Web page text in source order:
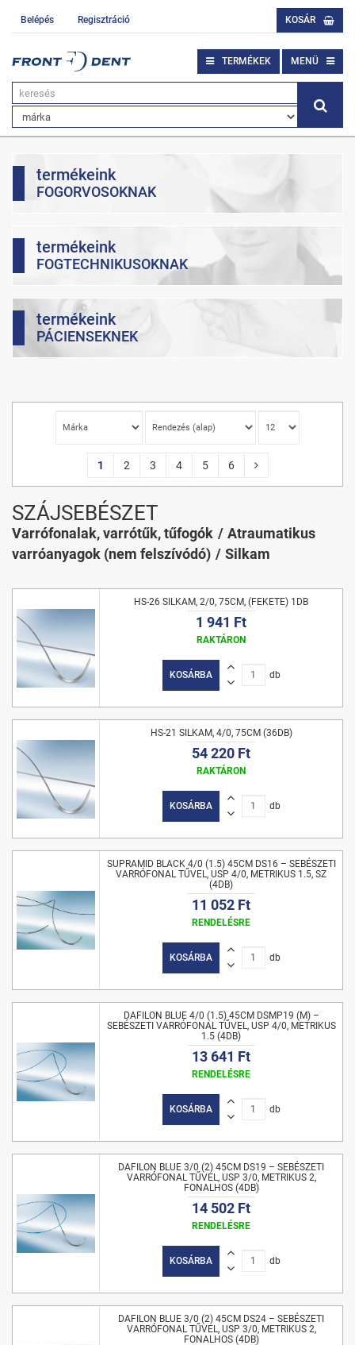
Belépés Regisztráció KOSÁR
TERMÉKEK MENÜ
termékeink
FOGORVOSOKNAK
termékeink
FOGTECHNIKUSOKNAK
termékeink
PÁCIENSEKNEK
1 2 3 4 5 6
SZÁJSEBÉSZET
Varrófonalak, varrótűk, tűfogók
Atraumatikus
varróanyagok (nem felszívódó)
Silkam
HS-26 SILKAM, 2/0, 75CM, (FEKETE) 1DB
1 941 Ft
RAKTÁRON
KOSÁRBA db
HS-21 SILKAM, 4/0, 75CM (36DB)
54 220 Ft
RAKTÁRON
KOSÁRBA db
SUPRAMID BLACK 4/0 (1.5) 45CM DS16 – SEBÉSZETI
VARRÓFONAL TŰVEL, USP 4/0, METRIKUS 1.5, SZ
(4DB)
11 052 Ft
RENDELÉSRE
KOSÁRBA db
DAFILON BLUE 4/0 (1.5) 45CM DSMP19 (M) –
SEBÉSZETI VARRÓFONAL TŰVEL, USP 4/0, METRIKUS
1.5 (4DB)
13 641 Ft
RENDELÉSRE
KOSÁRBA db
DAFILON BLUE 3/0 (2) 45CM DS19 – SEBÉSZETI
VARRÓFONAL TŰVEL, USP 3/0, METRIKUS 2,
FONALHOS (4DB)
14 502 Ft
RENDELÉSRE
KOSÁRBA db
DAFILON BLUE 3/0 (2) 45CM DS24 – SEBÉSZETI
VARRÓFONAL TŰVEL, USP 3/0, METRIKUS 2,
FONALHOS (4DB)